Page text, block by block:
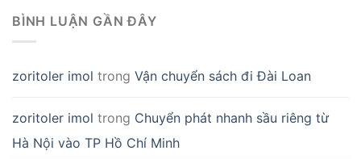
BÌNH LUẬN GẦN ĐÂY
zoritoler imol trong Vận chuyển sách đi Đài Loan
zoritoler imol trong Chuyển phát nhanh sầu riêng từ
Hà Nội vào TP Hồ Chí Minh